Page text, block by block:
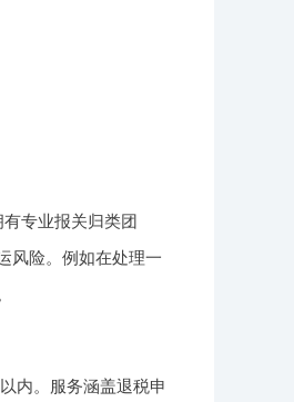
专业报关归类团
风险。例如在处理一
内。服务涵盖退税申